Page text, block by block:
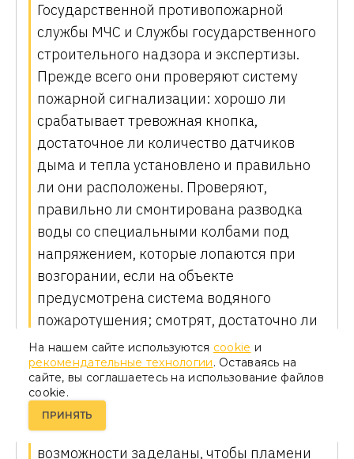
Государственной противопожарной
службы МЧС и Службы государственного
строительного надзора и экспертизы.
Прежде всего они проверяют систему
пожарной сигнализации: хорошо ли
срабатывает тревожная кнопка,
достаточное ли количество датчиков
дыма и тепла установлено и правильно
ли они расположены. Проверяют,
правильно ли смонтирована разводка
воды со специальными колбами под
напряжением, которые лопаются при
возгорании, если на объекте
предусмотрена система водяного
пожаротушения; смотрят, достаточно ли
огнетушителей. Следят за безопасностью
укладки электропроводки: кабель
должен быть уложен в защитные короба
или трубы. Отверстия между
помещениями должны быть по
возможности заделаны, чтобы пламени
На нашем сайте используются cookie и
рекомендательные технологии. Оставаясь на
сайте, вы соглашаетесь на использование файлов
cookie.
ПРИНЯТЬ